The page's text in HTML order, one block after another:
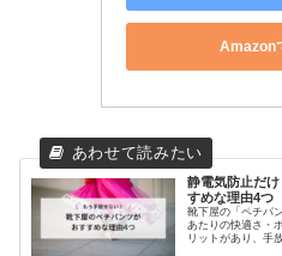
Amazon
静電気防止だ
すめな理由4つ
靴下屋の「ペチパ
あたりの快適さ・
リットがあり、手